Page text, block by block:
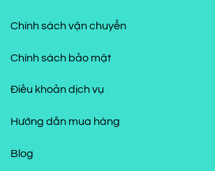
Chính sách vận chuyển
Chính sách bảo mật
Điều khoản dịch vụ
Hướng dẫn mua hàng
Blog